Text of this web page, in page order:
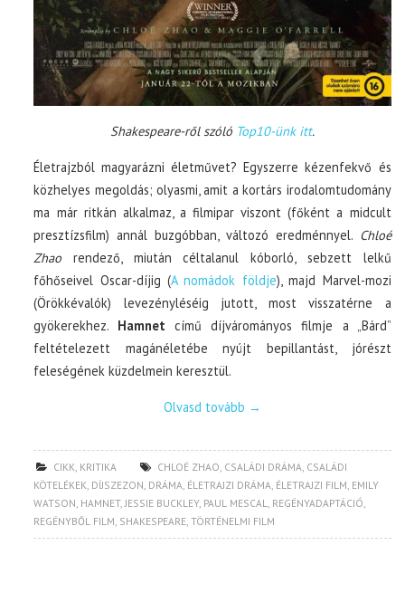
Shakespeare-ről szóló Top10-ünk itt.
Életrajzból magyarázni életművet? Egyszerre kézenfekvő és
közhelyes megoldás; olyasmi, amit a kortárs irodalomtudomány
ma már ritkán alkalmaz, a filmipar viszont (főként a midcult
presztízsfilm) annál buzgóbban, változó eredménnyel. Chloé
Zhao rendező, miután céltalanul kóborló, sebzett lelkű
főhőseivel Oscar-díjig (A nomádok földje), majd Marvel-mozi
(Örökkévalók) levezényléséig jutott, most visszatérne a
gyökerekhez. Hamnet című díjvárományos filmje a „Bárd”
feltételezett magánéletébe nyújt bepillantást, jórészt
feleségének küzdelmein keresztül.
Olvasd tovább →
CIKK, KRITIKA CHLOÉ ZHAO, CSALÁDI DRÁMA, CSALÁDI
KÖTELÉKEK, DÍJSZEZON, DRÁMA, ÉLETRAJZI DRÁMA, ÉLETRAJZI FILM, EMILY
WATSON, HAMNET,JESSIE BUCKLEY, PAUL MESCAL, REGÉNYADAPTÁCIÓ,
REGÉNYBŐL FILM, SHAKESPEARE,TÖRTÉNELMI FILM